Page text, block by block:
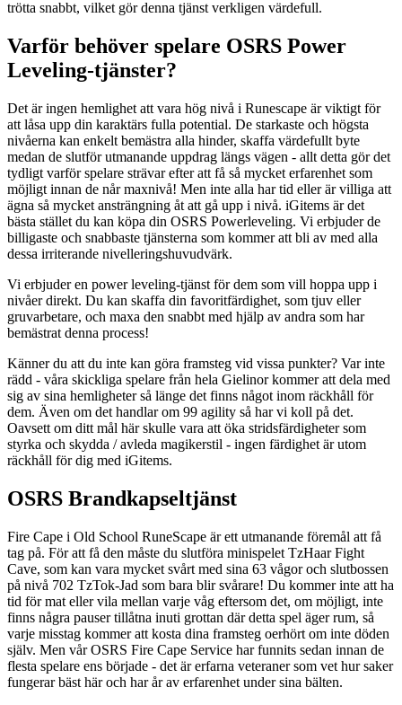
trötta snabbt, vilket gör denna tjänst verkligen värdefull.
Varför behöver spelare OSRS Power
Leveling-tjänster?
Det är ingen hemlighet att vara hög nivå i Runescape är viktigt för
att låsa upp din karaktärs fulla potential. De starkaste och högsta
nivåerna kan enkelt bemästra alla hinder, skaffa värdefullt byte
medan de slutför utmanande uppdrag längs vägen - allt detta gör det
tydligt varför spelare strävar efter att få så mycket erfarenhet som
möjligt innan de når maxnivå! Men inte alla har tid eller är villiga att
ägna så mycket ansträngning åt att gå upp i nivå. iGitems är det
bästa stället du kan köpa din OSRS Powerleveling. Vi erbjuder de
billigaste och snabbaste tjänsterna som kommer att bli av med alla
dessa irriterande nivelleringshuvudvärk.
Vi erbjuder en power leveling-tjänst för dem som vill hoppa upp i
nivåer direkt. Du kan skaffa din favoritfärdighet, som tjuv eller
gruvarbetare, och maxa den snabbt med hjälp av andra som har
bemästrat denna process!
Känner du att du inte kan göra framsteg vid vissa punkter? Var inte
rädd - våra skickliga spelare från hela Gielinor kommer att dela med
sig av sina hemligheter så länge det finns något inom räckhåll för
dem. Även om det handlar om 99 agility så har vi koll på det.
Oavsett om ditt mål här skulle vara att öka stridsfärdigheter som
styrka och skydda / avleda magikerstil - ingen färdighet är utom
räckhåll för dig med iGitems.
OSRS Brandkapseltjänst
Fire Cape i Old School RuneScape är ett utmanande föremål att få
tag på. För att få den måste du slutföra minispelet TzHaar Fight
Cave, som kan vara mycket svårt med sina 63 vågor och slutbossen
på nivå 702 TzTok-Jad som bara blir svårare! Du kommer inte att ha
tid för mat eller vila mellan varje våg eftersom det, om möjligt, inte
finns några pauser tillåtna inuti grottan där detta spel äger rum, så
varje misstag kommer att kosta dina framsteg oerhört om inte döden
själv. Men vår OSRS Fire Cape Service har funnits sedan innan de
flesta spelare ens började - det är erfarna veteraner som vet hur saker
fungerar bäst här och har år av erfarenhet under sina bälten.